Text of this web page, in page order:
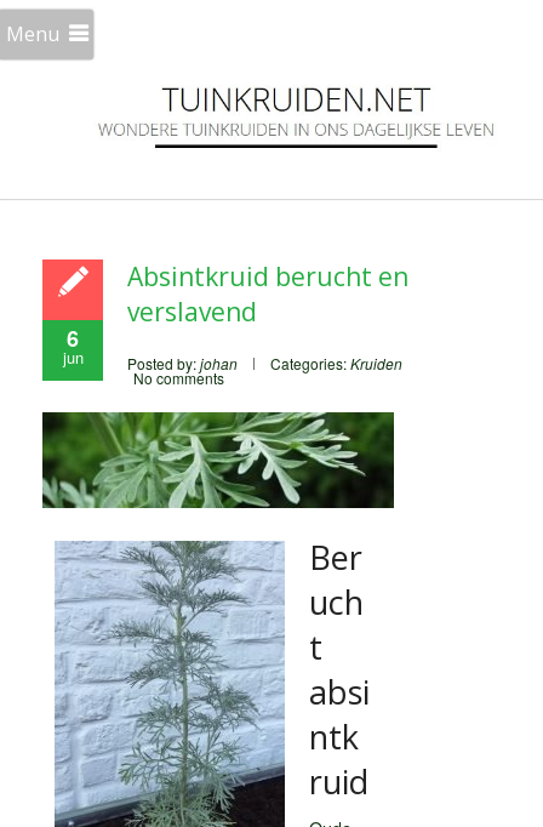
Menu
6
jun
Absintkruid berucht en
verslavend
Posted by:johan Categories:Kruiden
No comments
Ber
uch
t
absi
ntk
ruid